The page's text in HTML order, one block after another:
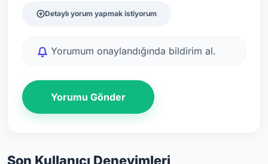
Detaylı yorum yapmak istiyorum
Yorumum onaylandığında bildirim al.
Yorumu Gönder
Son Kullanıcı Deneyimleri